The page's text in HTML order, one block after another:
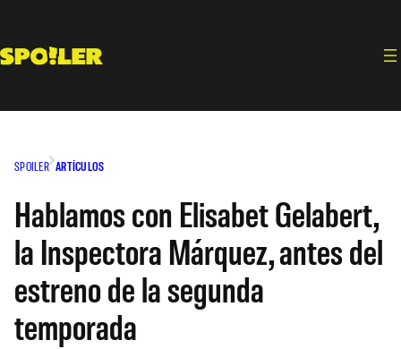
contenido
SPOILER ARTÍCULOS
Hablamos con Elisabet Gelabert,
la Inspectora Márquez, antes del
estreno de la segunda
temporada